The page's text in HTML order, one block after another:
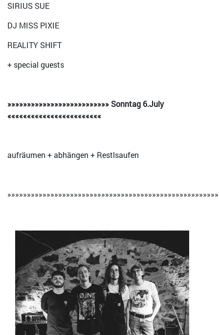
SIRIUS SUE
DJ MISS PIXIE
REALITY SHIFT
+ special guests
»»»»»»»»»»»»»»»»»»»»»»»»»» Sonntag 6.July
««««««««««««««««««««««««
aufräumen + abhängen + Restlsaufen
Bild